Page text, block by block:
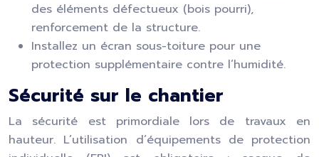
des éléments défectueux (bois pourri),
renforcement de la structure.
Installez un écran sous-toiture pour une
protection supplémentaire contre l’humidité.
Sécurité sur le chantier
La sécurité est primordiale lors de travaux en
hauteur. L’utilisation d’équipements de protection